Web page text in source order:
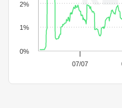
07/07
0%
1%
2%